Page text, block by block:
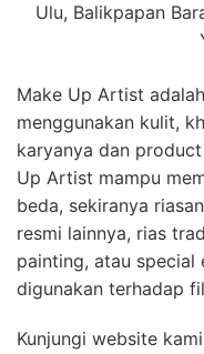
Ulu, Balikpapan
Make Up Artist
menggunakan kulit,
karyanya dan
Up Artist mampu
beda, sekiranya
resmi lainnya, rias
painting, atau
digunakan terhadap
Kunjungi website